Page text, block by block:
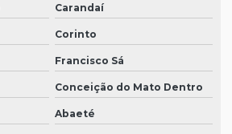
Carandaí
Corinto
Francisco Sá
Conceição do Mato Dentro
Abaeté